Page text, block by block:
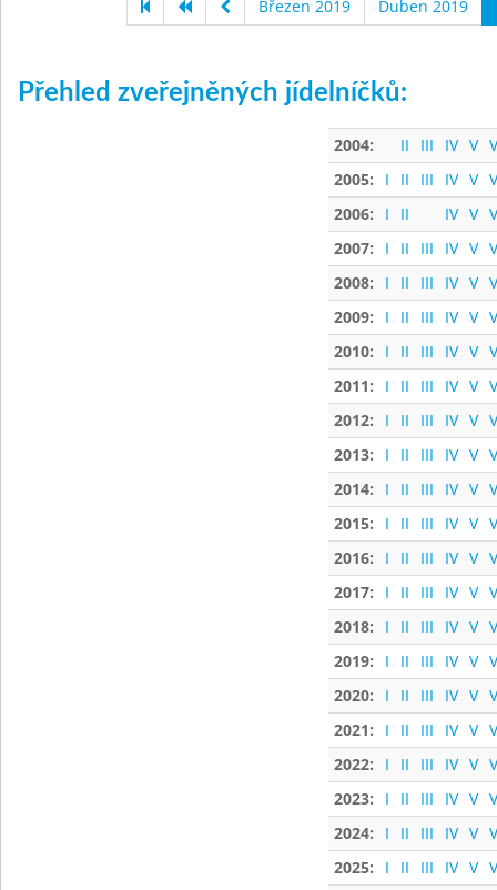
Březen 2019 Duben 2019
Přehled zveřejněných jídelníčků:
2004: II III IV V
2005:
I II III IV V
2006:
I II IV V
2007:
I II III IV V
2008:
I II III IV V
2009:
I II III IV V
2010:
I II III IV V
2011:
I II III IV V
2012:
I II III IV V
2013:
I II III IV V
2014:
I II III IV V
2015:
I II III IV V
2016:
I II III IV V
2017:
I II III IV V
2018:
I II III IV V
2019:
I II III IV V
2020:
I II III IV V
2021:
I II III IV V
2022:
I II III IV V
2023:
I II III IV V
2024:
I II III IV V
2025:
I II III IV V